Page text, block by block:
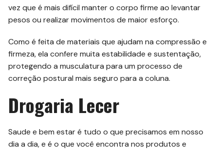
vez que é mais difícil manter o corpo firme ao levantar
pesos ou realizar movimentos de maior esforço.
Como é feita de materiais que ajudam na compressão e
firmeza, ela confere muita estabilidade e sustentação,
protegendo a musculatura para um processo de
correção postural mais seguro para a coluna.
Drogaria Lecer
Saude e bem estar é tudo o que precisamos em nosso
dia a dia, e é o que você encontra nos produtos e